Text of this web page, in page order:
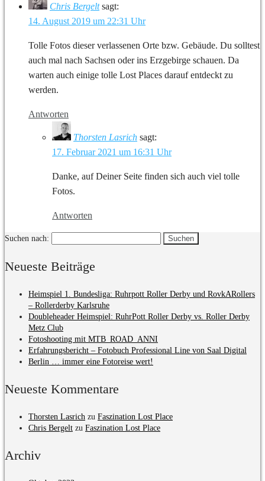
Chris Bergelt sagt:
14. August 2019 um 22:31 Uhr
Tolle Fotos dieser verlassenen Orte bzw. Gebäude. Du solltest
auch mal nach Sachsen oder ins Erzgebirge schauen. Da
warten auch einige tolle Lost Places darauf entdeckt zu
werden.
Antworten
Thorsten Lasrich sagt:
17. Februar 2021 um 16:31 Uhr
Danke, auf Deiner Seite finden sich auch viel tolle
Fotos.
Antworten
Suchen nach:
Neueste Beiträge
Heimspiel 1. Bundesliga: Ruhrpott Roller Derby und RovkARollers
– Rollerderby Karlsruhe
Doubleheader Heimspiel: RuhrPott Roller Derby vs. Roller Derby
Metz Club
Fotoshooting mit MTB_ROAD_ANNI
Erfahrungsbericht – Fotobuch Professional Line von Saal Digital
Berlin … immer eine Fotoreise wert!
Neueste Kommentare
Thorsten Lasrich zu Faszination Lost Place
Chris Bergelt zu Faszination Lost Place
Archiv